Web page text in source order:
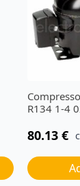
R134 1-4
80.13 €